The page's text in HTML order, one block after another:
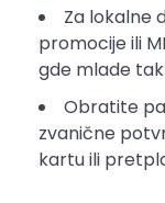
Za lokalne
promocije ili
gde mlade
Obratite
zvanične
kartu ili